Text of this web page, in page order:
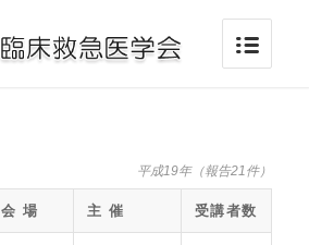
平成19年（報告21件）
会 場 主 催 受講者数